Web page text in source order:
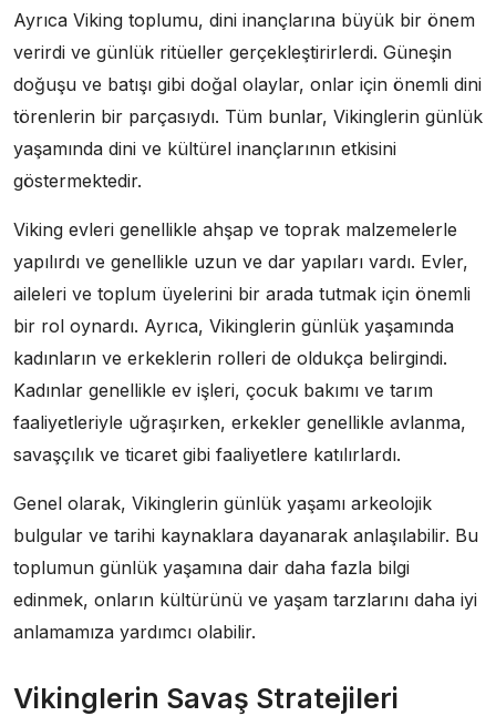
Ayrıca Viking toplumu, dini inançlarına büyük bir önem
verirdi ve günlük ritüeller gerçekleştirirlerdi. Güneşin
doğuşu ve batışı gibi doğal olaylar, onlar için önemli dini
törenlerin bir parçasıydı. Tüm bunlar, Vikinglerin günlük
yaşamında dini ve kültürel inançlarının etkisini
göstermektedir.
Viking evleri genellikle ahşap ve toprak malzemelerle
yapılırdı ve genellikle uzun ve dar yapıları vardı. Evler,
aileleri ve toplum üyelerini bir arada tutmak için önemli
bir rol oynardı. Ayrıca, Vikinglerin günlük yaşamında
kadınların ve erkeklerin rolleri de oldukça belirgindi.
Kadınlar genellikle ev işleri, çocuk bakımı ve tarım
faaliyetleriyle uğraşırken, erkekler genellikle avlanma,
savaşçılık ve ticaret gibi faaliyetlere katılırlardı.
Genel olarak, Vikinglerin günlük yaşamı arkeolojik
bulgular ve tarihi kaynaklara dayanarak anlaşılabilir. Bu
toplumun günlük yaşamına dair daha fazla bilgi
edinmek, onların kültürünü ve yaşam tarzlarını daha iyi
anlamamıza yardımcı olabilir.
Vikinglerin Savaş Stratejileri